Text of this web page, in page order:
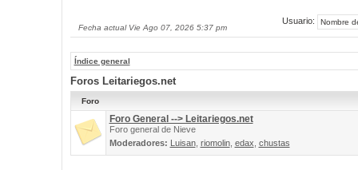
Fecha actual Vie Ago 07, 2026 5:37 pm
Usuario:
Índice general
Foros Leitariegos.net
Foro
Foro General --> Leitariegos.net
Foro general de Nieve
Moderadores: Luisan, riomolin, edax chustas